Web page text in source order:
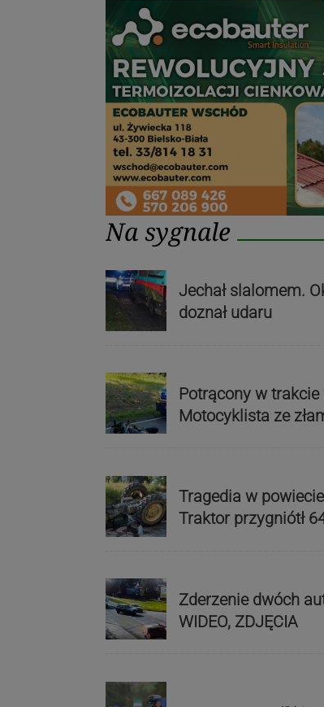
Na sygnale
Jechał slalomem.
doznał udaru
Potrącony w
Motocyklista ze
Tragedia w
Traktor przygniótł
Zderzenie dwóch
WIDEO, ZDJĘCIA